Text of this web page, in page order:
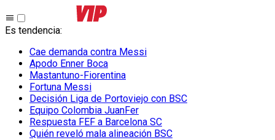
Es tendencia:
Cae demanda contra Messi
Apodo Enner Boca
Mastantuno-Fiorentina
Fortuna Messi
Decisión Liga de Portoviejo con BSC
Equipo Colombia JuanFer
Respuesta FEF a Barcelona SC
Quién reveló mala alineación BSC